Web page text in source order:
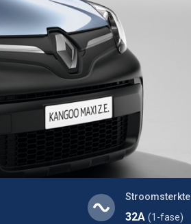
Stroomsterkte
32A(1-fase)